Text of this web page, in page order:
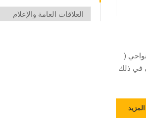
(
في ذلك
المزيد
تصنيف